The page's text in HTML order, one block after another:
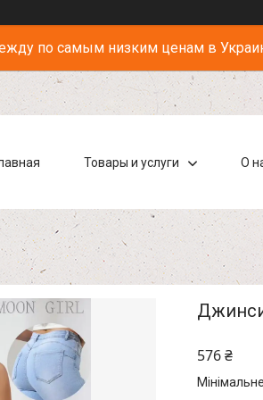
по самым низким ценам в
Товары и услуги О
576 ₴